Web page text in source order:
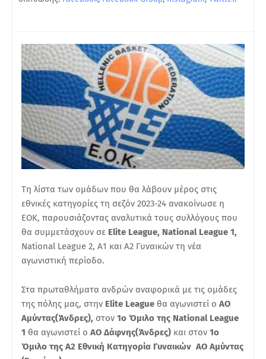
Τη λίστα των ομάδων που θα λάβουν μέρος στις
εθνικές κατηγορίες τη σεζόν 2023-24 ανακοίνωσε η
ΕΟΚ, παρουσιάζοντας αναλυτικά τους συλλόγους που
θα συμμετάσχουν σε Elite League, National League 1,
National League 2, Α1 και Α2 Γυναικών τη νέα
αγωνιστική περίοδο.
Στα πρωταθλήματα ανδρών αναφορικά με τις ομάδες
της πόλης μας, στην Elite League θα αγωνιστεί ο ΑΟ
Αμύντας(Άνδρες), στον 1ο Όμιλο της National League
1 θα αγωνιστεί ο ΑΟ Δάφνης(Άνδρες) και στον 1ο
Όμιλο της Α2 Εθνική Κατηγορία Γυναικών ΑΟ Αμύντας